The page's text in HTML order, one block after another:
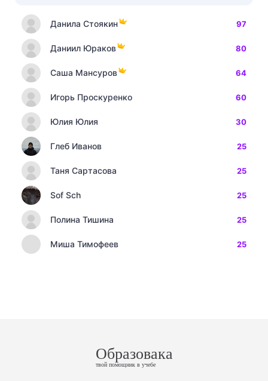
Данила Стоякин 97
Даниил Юраков 80
Саша Мансуров 64
Игорь Проскуренко 60
Юлия Юлия 30
Глеб Иванов 25
Таня Сартасова 25
Sof Sch 25
Полина Тишина 25
Миша Тимофеев 25
Образовака
твой помощник в учебе